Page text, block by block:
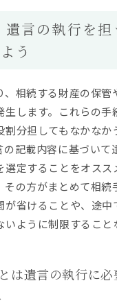
言の執行を担
う
、相続する財産の保管
生します。これらの手
分担してもなかなか
記載内容に基づいて
選定することをオスス
の方がまとめて相続
が省けることや、途
ように制限すること
は遺言の執行に